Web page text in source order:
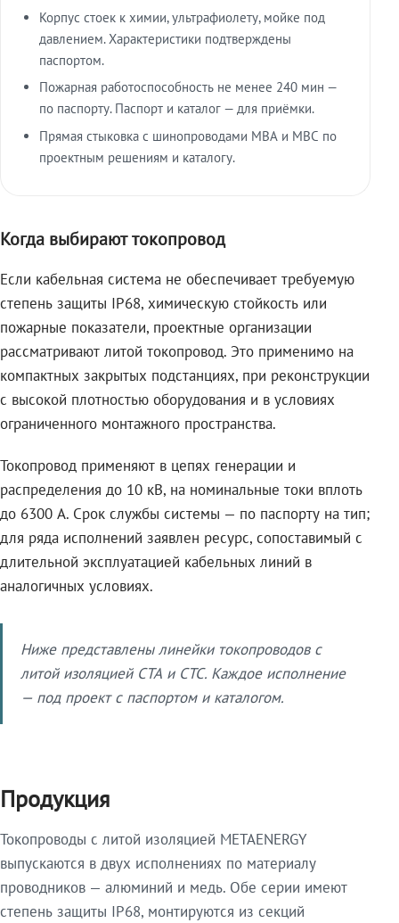
Корпус стоек к химии, ультрафиолету, мойке под
давлением. Характеристики подтверждены
паспортом.
Пожарная работоспособность не менее 240 мин —
по паспорту. Паспорт и каталог — для приёмки.
Прямая стыковка с шинопроводами МВА и МВС по
проектным решениям и каталогу.
Когда выбирают токопровод
Если кабельная система не обеспечивает требуемую
степень защиты IP68, химическую стойкость или
пожарные показатели, проектные организации
рассматривают литой токопровод. Это применимо на
компактных закрытых подстанциях, при реконструкции
с высокой плотностью оборудования и в условиях
ограниченного монтажного пространства.
Токопровод применяют в цепях генерации и
распределения до 10 кВ, на номинальные токи вплоть
до 6300 А. Срок службы системы — по паспорту на тип;
для ряда исполнений заявлен ресурс, сопоставимый с
длительной эксплуатацией кабельных линий в
аналогичных условиях.
Ниже представлены линейки токопроводов с
литой изоляцией СТА и СТС. Каждое исполнение
— под проект с паспортом и каталогом.
Продукция
Токопроводы с литой изоляцией METAENERGY
выпускаются в двух исполнениях по материалу
проводников — алюминий и медь. Обе серии имеют
степень защиты IP68, монтируются из секций